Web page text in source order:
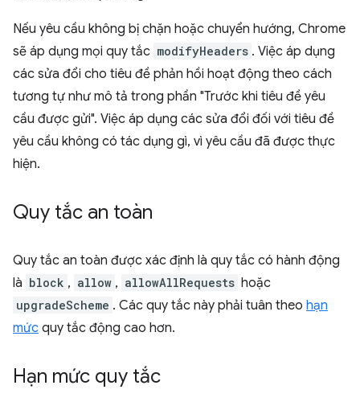
Nếu yêu cầu không bị chặn hoặc chuyển hướng, Chrome
sẽ áp dụng mọi quy tắc modifyHeaders . Việc áp dụng
các sửa đổi cho tiêu đề phản hồi hoạt động theo cách
tương tự như mô tả trong phần "Trước khi tiêu đề yêu
cầu được gửi". Việc áp dụng các sửa đổi đối với tiêu đề
yêu cầu không có tác dụng gì, vì yêu cầu đã được thực
hiện.
Quy tắc an toàn
Quy tắc an toàn được xác định là quy tắc có hành động
là block , allow , allowAllRequests hoặc
upgradeScheme . Các quy tắc này phải tuân theo hạn
mức quy tắc động cao hơn.
Hạn mức quy tắc